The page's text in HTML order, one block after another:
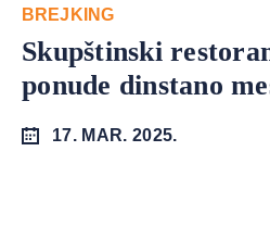
BREJKING
Skupštinski
ponude dinstano
17. MAR. 2025.